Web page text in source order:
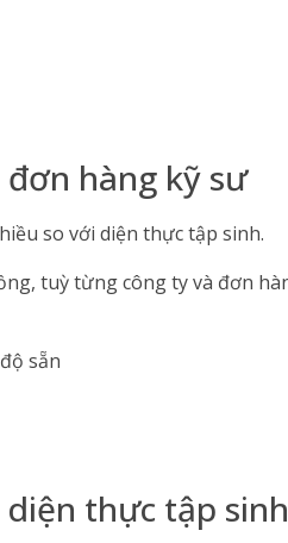
hàng kỹ sư
so với diện thực tập sinh.
tuỳ từng công ty và đơn
sẵn
thực tập sinh